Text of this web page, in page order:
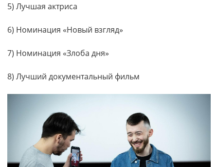
5) Лучшая актриса
6) Номинация «Новый взгляд»
7) Номинация «Злоба дня»
8) Лучший документальный фильм